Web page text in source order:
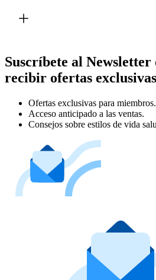
Suscríbete al
recibir ofertas exclusivas
Ofertas exclusivas para miembros.
Acceso anticipado a las ventas.
Consejos sobre estilos de vida